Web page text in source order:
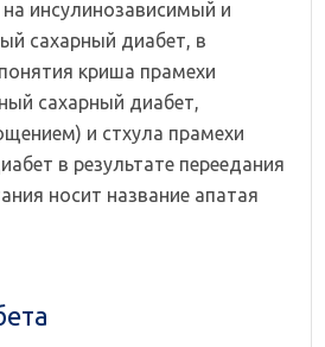
инсулинозависимый и
сахарный диабет, в
криша прамехи
сахарный диабет,
и стхула прамехи
в результате переедания
носит название апатая